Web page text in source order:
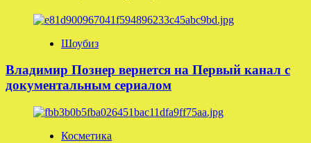
Шоубиз
Владимир Познер вернется на Первый канал с
документальным сериалом
Косметика